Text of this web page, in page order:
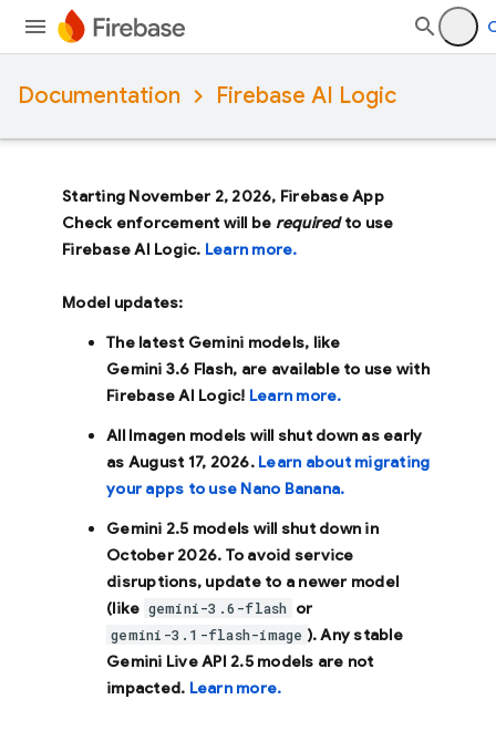
Documentation Firebase AI Logic
Starting November 2, 2026, Firebase App
Check enforcement will be requiredto use
Firebase AI Logic. Learn more.
Model updates:
The latest Gemini models, like
Gemini 3.6 Flash, are available to use with
Firebase AI Logic! Learn more.
All Imagen models will shut down as early
as August 17, 2026. Learn about migrating
your apps to use Nano Banana.
Gemini 2.5 models will shut down in
October 2026. To avoid service
disruptions, update to a newer model
(like gemini-3.6-flash or
gemini-3.1-flash-image ). Any stable
Gemini Live API 2.5 models are not
impacted. Learn more.